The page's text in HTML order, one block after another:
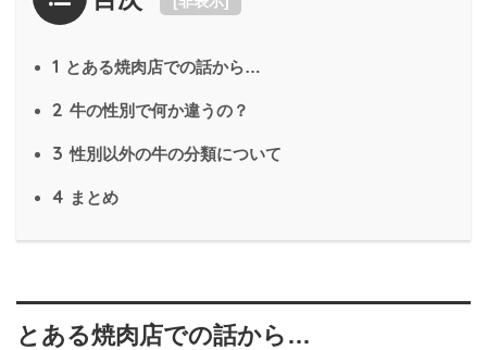
1 とある焼肉店での話から…
2 牛の性別で何か違うの？
3 性別以外の牛の分類について
4 まとめ
とある焼肉店での話から…